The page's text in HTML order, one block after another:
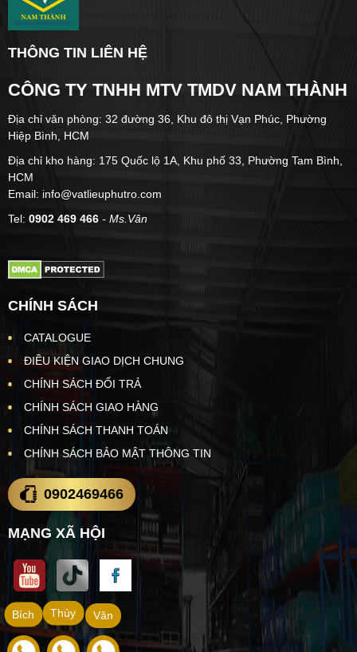
THÔNG TIN LIÊN HỆ
CÔNG TY TNHH MTV TMDV NAM THÀNH
Địa chỉ văn phòng: 32 đường 36, Khu đô thị Vạn Phúc, Phường
Hiệp Bình, HCM
Địa chỉ kho hàng: 175 Quốc lộ 1A, Khu phố 33, Phường Tam Bình,
HCM
Email: info@vatlieuphutro.com
Tel: 0902 469 466 - Ms.Vân
CHÍNH SÁCH
CATALOGUE
ĐIỀU KIỆN GIAO DỊCH CHUNG
CHÍNH SÁCH ĐỔI TRẢ
CHÍNH SÁCH GIAO HÀNG
CHÍNH SÁCH THANH TOÁN
CHÍNH SÁCH BẢO MẬT THÔNG TIN
0902469466
MẠNG XÃ HỘI
Vân
Thúy
Bích